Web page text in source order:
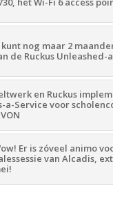
kunt nog maar 2
de Ruckus Unleashed-
en Ruckus
a-Service voor
Er is zóveel animo
van Alcadis,